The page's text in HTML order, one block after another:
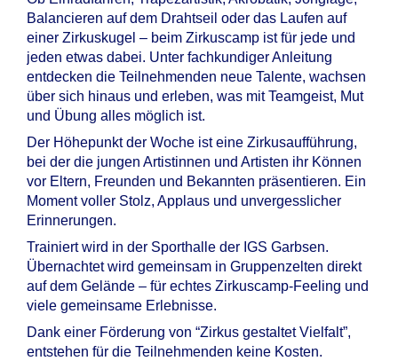
Balancieren auf dem Drahtseil oder das Laufen auf
einer Zirkuskugel – beim Zirkuscamp ist für jede und
jeden etwas dabei. Unter fachkundiger Anleitung
entdecken die Teilnehmenden neue Talente, wachsen
über sich hinaus und erleben, was mit Teamgeist, Mut
und Übung alles möglich ist.
Der Höhepunkt der Woche ist eine Zirkusaufführung,
bei der die jungen Artistinnen und Artisten ihr Können
vor Eltern, Freunden und Bekannten präsentieren. Ein
Moment voller Stolz, Applaus und unvergesslicher
Erinnerungen.
Trainiert wird in der Sporthalle der IGS Garbsen.
Übernachtet wird gemeinsam in Gruppenzelten direkt
auf dem Gelände – für echtes Zirkuscamp-Feeling und
viele gemeinsame Erlebnisse.
Dank einer Förderung von “Zirkus gestaltet Vielfalt”,
entstehen für die Teilnehmenden keine Kosten.